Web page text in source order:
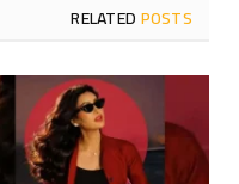
RELATEDPOSTS